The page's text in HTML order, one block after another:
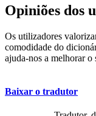
Opiniões dos
Os utilizadores
comodidade do
ajuda-nos a melhorar o
Baixar o tradutor